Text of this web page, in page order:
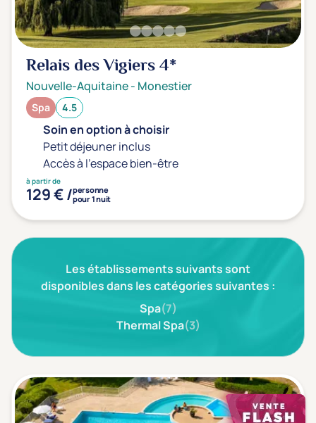
Relais des Vigiers4*
Nouvelle-Aquitaine- Monestier
Spa 4.5
Soin en option à choisir
Petit déjeuner inclus
Accès à l'espace bien-être
à partir de
129 € /personne
pour 1 nuit
Les établissements suivants sont
disponibles dans les catégories suivantes :
Spa(7)
Thermal Spa(3)